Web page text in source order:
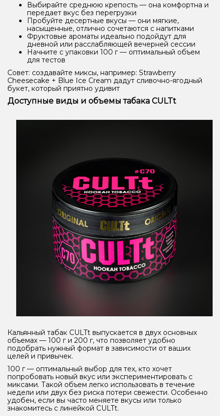
Выбирайте среднюю крепость — она комфортна и
передает вкус без перегрузки
Пробуйте десертные вкусы — они мягкие,
насыщенные, отлично сочетаются с напитками
Фруктовые ароматы идеально подойдут для
дневной или расслабляющей вечерней сессии
Начните с упаковки 100 г — оптимальный объем
для тестов
Совет: создавайте миксы, например: Strawberry
Cheesecake + Blue Ice Cream дадут сливочно-ягодный
букет, который приятно удивит
Доступные виды и объемы табака CULTt
Кальянный табак CULTt выпускается в двух основных
объемах — 100 г и 200 г, что позволяет удобно
подобрать нужный формат в зависимости от ваших
целей и привычек.
100 г — оптимальный выбор для тех, кто хочет
попробовать новый вкус или экспериментировать с
миксами. Такой объем легко использовать в течение
недели или двух без риска потери свежести. Особенно
удобен, если вы часто меняете вкусы или только
знакомитесь с линейкой CULTt.